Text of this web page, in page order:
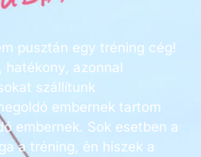
pusztán egy tréning cég!
hatékony, azonnal
szállítunk
embernek tartom
embernek. Sok esetben a
a tréning, én hiszek a